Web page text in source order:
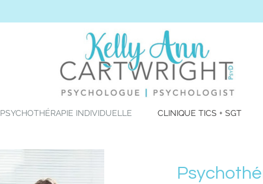
PSYCHOTHÉRAPIE INDIVIDUELLE CLINIQUE TICS + SGT